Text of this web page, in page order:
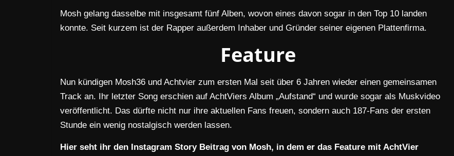
Mosh gelang dasselbe mit insgesamt fünf Alben, wovon eines davon sogar in den Top 10 landen
konnte. Seit kurzem ist der Rapper außerdem Inhaber und Gründer seiner eigenen Plattenfirma.
Feature
Nun kündigen Mosh36 und Achtvier zum ersten Mal seit über 6 Jahren wieder einen gemeinsamen
Track an. Ihr letzter Song erschien auf AchtViers Album „Aufstand“ und wurde sogar als Muskvideo
veröffentlicht. Das dürfte nicht nur ihre aktuellen Fans freuen, sondern auch 187-Fans der ersten
Stunde ein wenig nostalgisch werden lassen.
Hier seht ihr den Instagram Story Beitrag von Mosh, in dem er das Feature mit AchtVier